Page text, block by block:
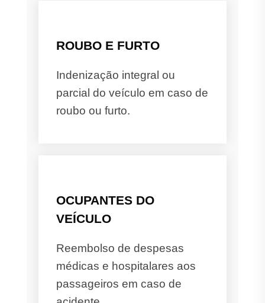
ROUBO E FURTO
Indenização integral ou
parcial do veículo em caso de
roubo ou furto.
OCUPANTES DO
VEÍCULO
Reembolso de despesas
médicas e hospitalares aos
passageiros em caso de